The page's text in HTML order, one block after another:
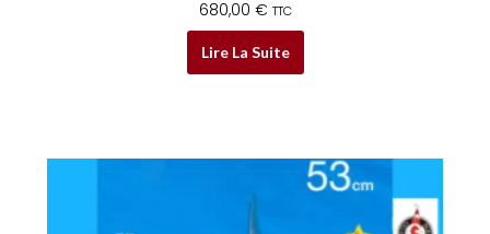
680,00 € TTC
Lire La Suite